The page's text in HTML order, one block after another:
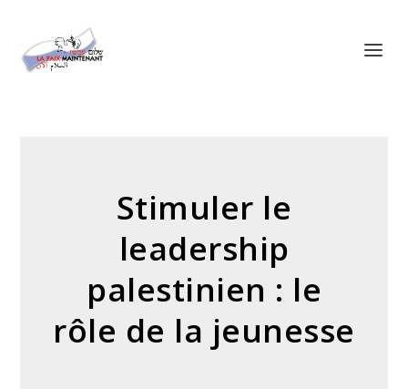
Stimuler le
leadership
palestinien : le
rôle de la jeunesse